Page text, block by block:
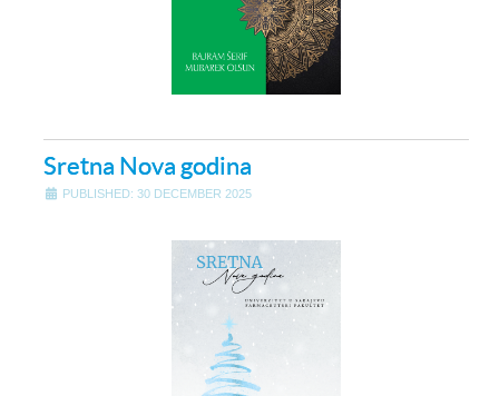
Sretna Nova godina
PUBLISHED: 30 DECEMBER 2025